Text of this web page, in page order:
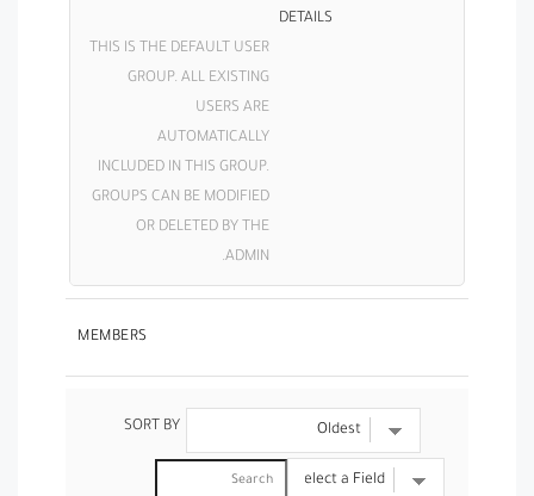
DETAILS
THIS IS THE DEFAULT USER
GROUP. ALL EXISTING
USERS ARE
AUTOMATICALLY
INCLUDED IN THIS GROUP.
GROUPS CAN BE MODIFIED
OR DELETED BY THE
ADMIN.
MEMBERS
SORT BY